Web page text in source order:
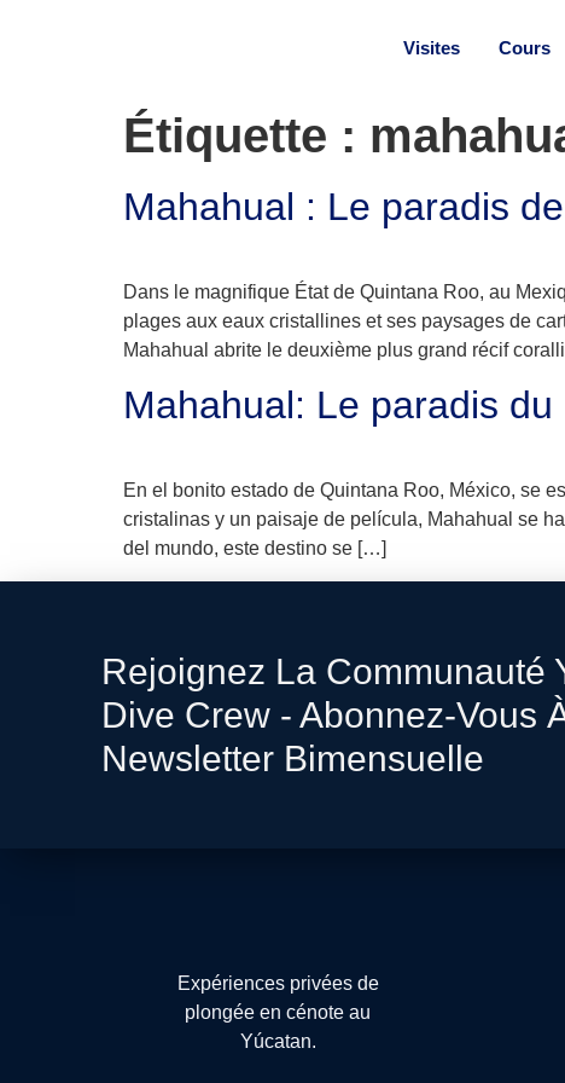
Visites Cours
Étiquette :
Mahahual : Le paradis
Dans le magnifique État de Quintana Roo, au
plages aux eaux cristallines et ses paysages de
Mahahual abrite le deuxième plus grand récif
Mahahual: Le paradis
En el bonito estado de Quintana Roo, México, se
cristalinas y un paisaje de película, Mahahual se
del mundo, este destino se […]
Rejoignez La Communauté
Dive Crew - Abonnez-Vous
Newsletter Bimensuelle
Expériences privées de
plongée en cénote au
Yúcatan.